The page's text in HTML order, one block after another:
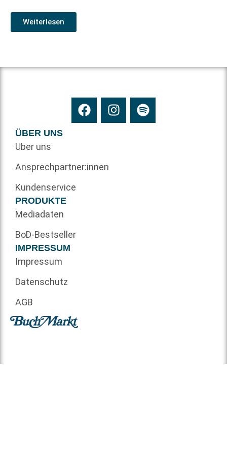
Weiterlesen
ÜBER UNS
Über uns
Ansprechpartner:innen
Kundenservice
PRODUKTE
Mediadaten
BoD-Bestseller
IMPRESSUM
Impressum
Datenschutz
AGB